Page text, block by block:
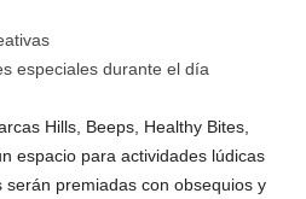
especiales durante el día
Hills, Beeps, Healthy Bites,
espacio para actividades lúdicas
premiadas con obsequios y